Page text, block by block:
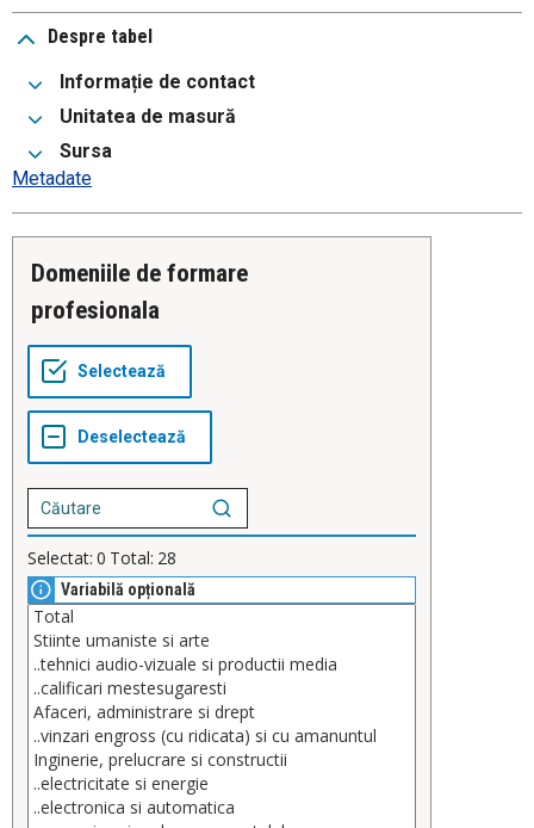
Despre tabel
Informație de contact
Unitatea de masură
Sursa
Metadate
Domeniile de formare
profesionala
Selectat: 0 Total: 28
Variabilă opțională